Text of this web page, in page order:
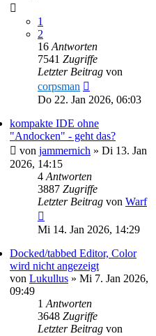
1
2
16 Antworten
7541 Zugriffe
Letzter Beitrag von
corpsman
Do 22. Jan 2026, 06:03
kompakte IDE ohne
"Andocken" - geht das?
von jammernich » Di 13. Jan
2026, 14:15
4 Antworten
3887 Zugriffe
Letzter Beitrag von Warf
Mi 14. Jan 2026, 14:29
Docked/tabbed Editor, Color
wird nicht angezeigt
von Lukullus » Mi 7. Jan 2026,
09:49
1 Antworten
3648 Zugriffe
Letzter Beitrag von